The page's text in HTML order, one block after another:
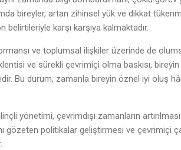
bireyler, artan zihinsel yük ve dikkat
karşı karşıya kalmaktadır.
ve toplumsal ilişkiler üzerinde de
ve sürekli çevrimiçi olma baskısı,
Bu durum, zamanla bireyin öznel iyi oluş
yönetimi, çevrimdışı zamanların
gözeten politikalar geliştirmesi ve çevrimiçi